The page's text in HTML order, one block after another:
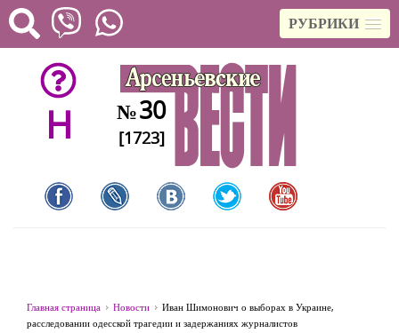
РУБРИКИ
H №30
[1723]
Главная страница Новости
Иван Шимонович о выборах в Украине,
расследовании одесской трагедии и задержаниях журналистов